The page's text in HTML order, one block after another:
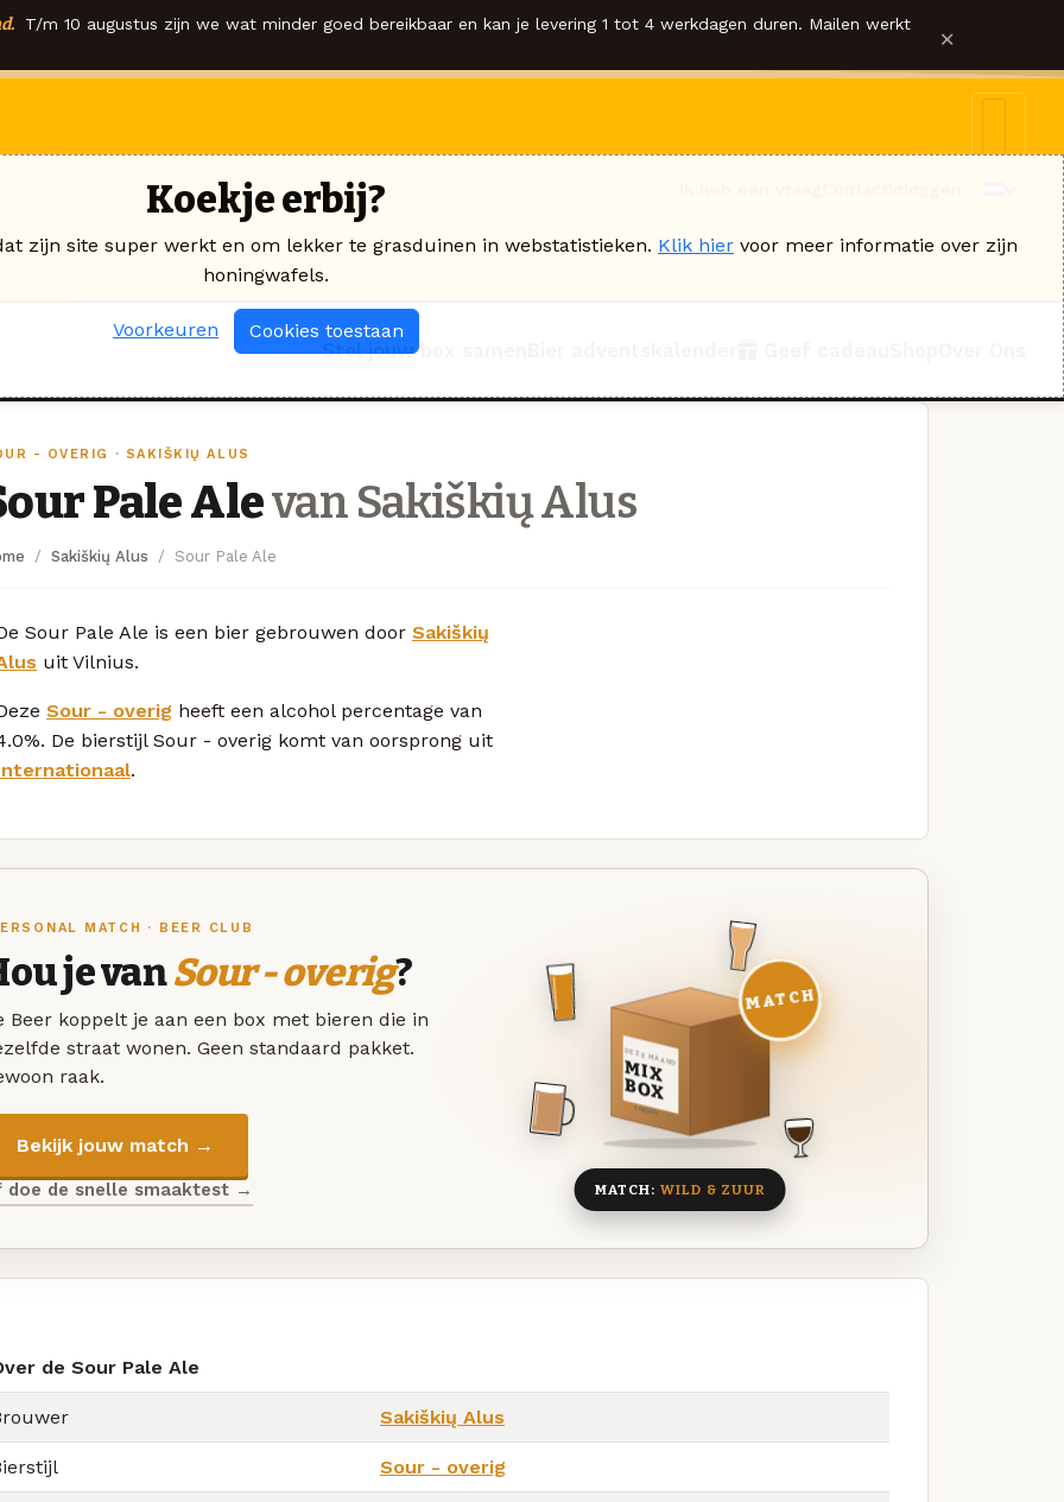
T/m 10 augustus zijn we wat minder goed bereikbaar en kan je levering 1 tot 4 werkdagen duren. Mailen werkt ×
Stel jouw box samen
- OVERIG · SAKIŠKIŲ ALUS
Pale Alevan Sakiškių Alus
Sakiškių Alus Sour Pale Ale
Sour Pale Ale is een bier gebrouwen door Sakiškių
uit Vilnius.
Sour - overig heeft een alcohol percentage van
De bierstijl Sour - overig komt van oorsprong uit
.
MATCH · BEER CLUB
je vanSour - overig?
Beer koppelt je aan een box met bieren die in
straat wonen. Geen standaard pakket.
raak.
Bekijk jouw match →
doe de snelle smaaktest →
DEZE MAAND
MIX
BOX
8 BIEREN
MATCH
MATCH: WILD & ZUUR
de Sour Pale Ale
Sakiškių Alus
Sour - overig
Koekje erbij?
zijn site super werkt en om lekker te grasduinen in webstatistieken. Klik hier voor meer informatie over zijn
honingwafels.
Voorkeuren Cookies toestaan